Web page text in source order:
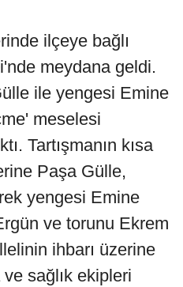
ilçeye bağlı
meydana geldi.
ile yengesi Emine
meselesi
Tartışmanın kısa
Paşa Gülle,
yengesi Emine
ve torunu Ekrem
ihbarı üzerine
sağlık ekipleri